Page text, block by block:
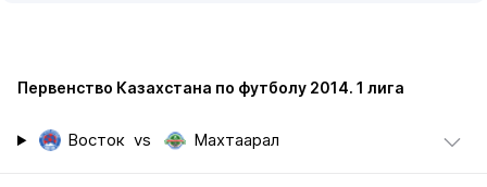
Первенство Казахстана по футболу 2014. 1 лига
Восток vs Махтаарал